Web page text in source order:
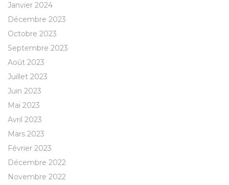
Janvier 2024
Décembre 2023
Octobre 2023
Septembre 2023
Août 2023
Juillet 2023
Juin 2023
Mai 2023
Avril 2023
Mars 2023
Février 2023
Décembre 2022
Novembre 2022